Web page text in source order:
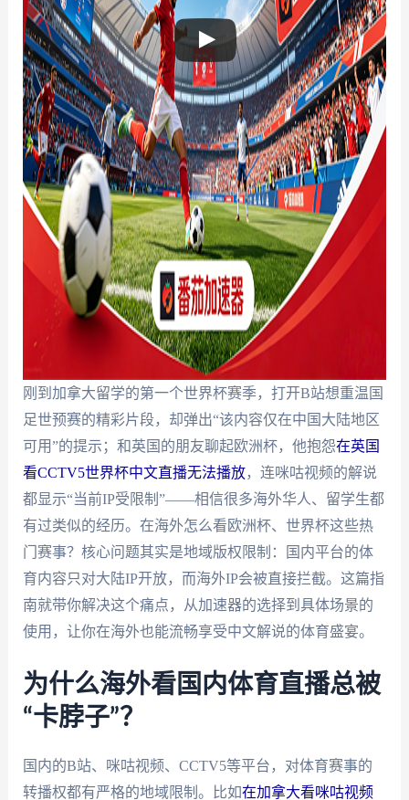
刚到加拿大留学的第一个世界杯赛季，打开B站想重温国
足世预赛的精彩片段，却弹出“该内容仅在中国大陆地区
可用”的提示；和英国的朋友聊起欧洲杯，他抱怨在英国
看CCTV5世界杯中文直播无法播放，连咪咕视频的解说
都显示“当前IP受限制”——相信很多海外华人、留学生都
有过类似的经历。在海外怎么看欧洲杯、世界杯这些热
门赛事？核心问题其实是地域版权限制：国内平台的体
育内容只对大陆IP开放，而海外IP会被直接拦截。这篇指
南就带你解决这个痛点，从加速器的选择到具体场景的
使用，让你在海外也能流畅享受中文解说的体育盛宴。
为什么海外看国内体育直播总被
“卡脖子”？
国内的B站、咪咕视频、CCTV5等平台，对体育赛事的
转播权都有严格的地域限制。比如在加拿大看咪咕视频